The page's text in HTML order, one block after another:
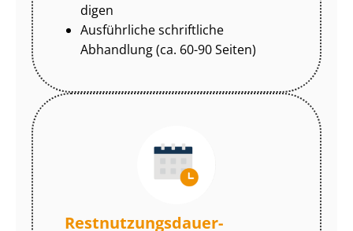
di­gen
Ausführliche schriftliche
Abhandlung (ca. 60-90 Seiten)
Rest­nut­zungs­dau­er-